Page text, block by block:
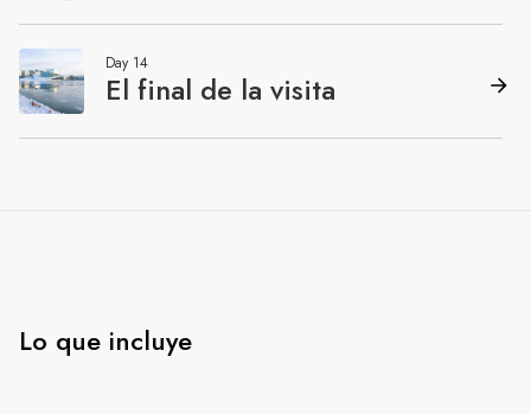
Lo que incluye